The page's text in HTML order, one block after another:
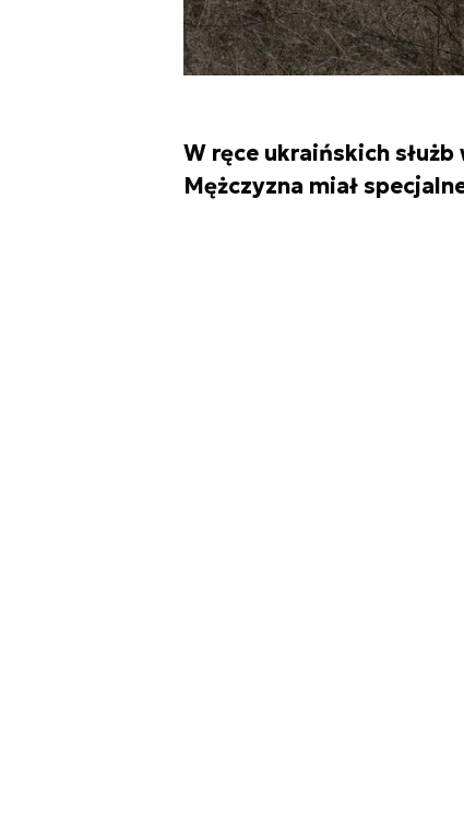
W ręce ukraińskich
Mężczyzna miał